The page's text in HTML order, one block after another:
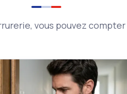
vous pouvez